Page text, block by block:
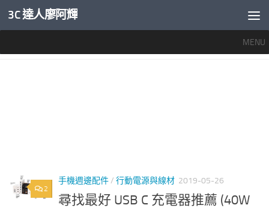
內文下方
3C 達人廖阿輝
MENU
2
手機週邊配件/ 行動電源與線材 2019-05-26
尋找最好 USB C 充電器推薦 (40W